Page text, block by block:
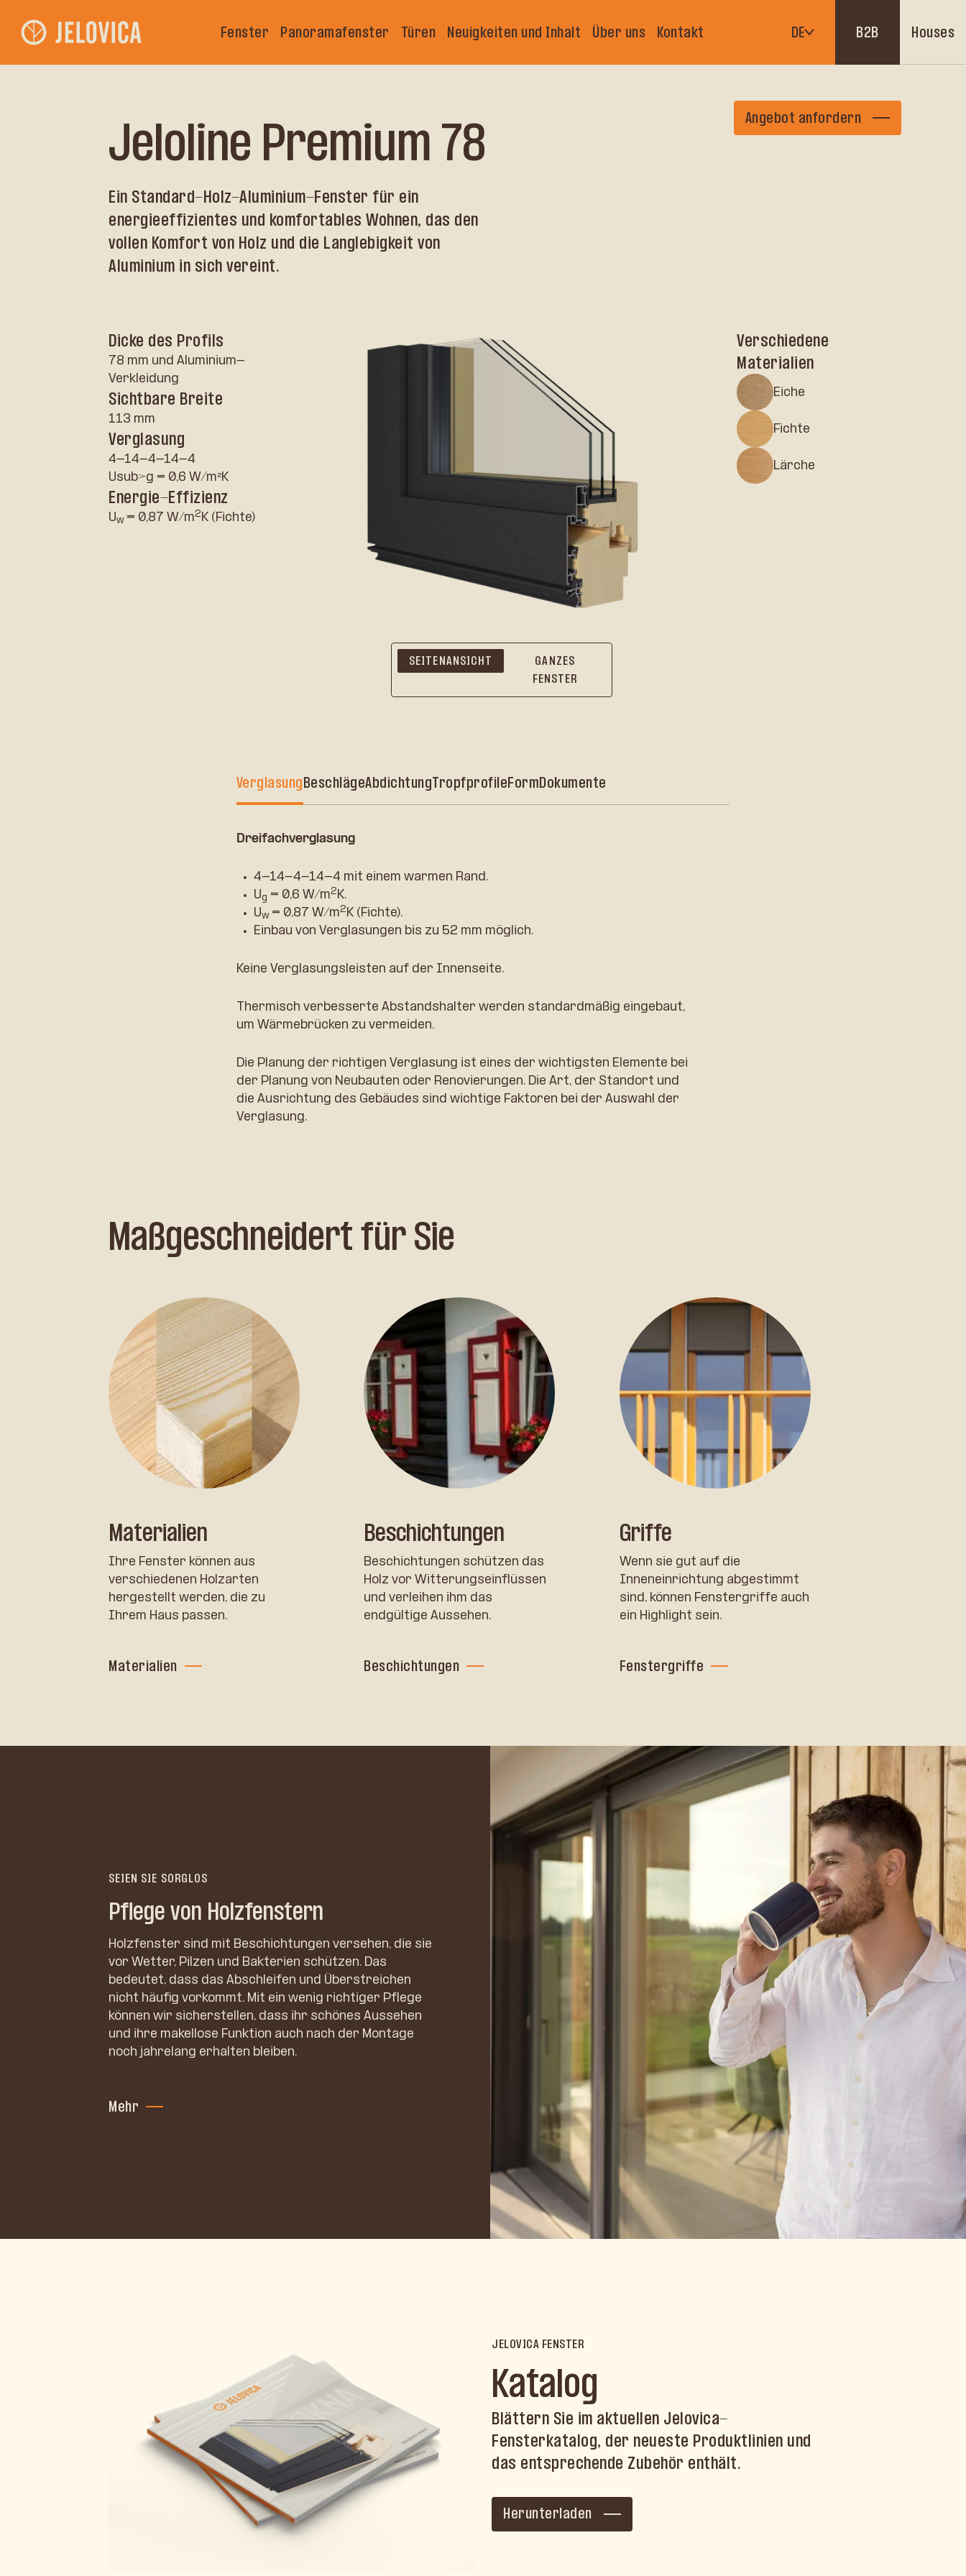
Fenster Panoramafenster Türen Neuigkeiten und Inhalt Über uns Kontakt DE B2B Houses
Jeloline Premium 78
Ein Standard-Holz-Aluminium-Fenster für ein
energieeffizientes und komfortables Wohnen, das den
vollen Komfort von Holz und die Langlebigkeit von
Aluminium in sich vereint.
Angebot anfordern
Dicke des Profils
78 mm und Aluminium-
Verkleidung
Sichtbare Breite
113 mm
Verglasung
4-14-4-14-4
Usub>g = 0,6 W/m²K
Energie-Effizienz
Uw= 0,87 W/m2 K (Fichte)
SEITENANSICHT
GANZES
FENSTER
Verschiedene
Materialien
Eiche
Fichte
Lärche
Verglasung BeschlägeAbdichtungTropfprofileFormDokumente
Dreifachverglasung
4-14-4-14-4 mit einem warmen Rand.
Ug = 0,6 W/m2 K.
Uw= 0,87 W/m2 K (Fichte).
Einbau von Verglasungen bis zu 52 mm möglich.
Keine Verglasungsleisten auf der Innenseite.
Thermisch verbesserte Abstandshalter werden standardmäßig eingebaut,
um Wärmebrücken zu vermeiden.
Die Planung der richtigen Verglasung ist eines der wichtigsten Elemente bei
der Planung von Neubauten oder Renovierungen. Die Art, der Standort und
die Ausrichtung des Gebäudes sind wichtige Faktoren bei der Auswahl der
Verglasung.
Maßgeschneidert für Sie
Materialien
Ihre Fenster können aus
verschiedenen Holzarten
hergestellt werden, die zu
Ihrem Haus passen.
Materialien
Beschichtungen
Beschichtungen schützen das
Holz vor Witterungseinflüssen
und verleihen ihm das
endgültige Aussehen.
Beschichtungen
Griffe
Wenn sie gut auf die
Inneneinrichtung abgestimmt
sind, können Fenstergriffe auch
ein Highlight sein.
Fenstergriffe
SEIEN SIE SORGLOS
Pflege von Holzfenstern
Holzfenster sind mit Beschichtungen versehen, die sie
vor Wetter, Pilzen und Bakterien schützen. Das
bedeutet, dass das Abschleifen und Überstreichen
nicht häufig vorkommt. Mit ein wenig richtiger Pflege
können wir sicherstellen, dass ihr schönes Aussehen
und ihre makellose Funktion auch nach der Montage
noch jahrelang erhalten bleiben.
Mehr
JELOVICA FENSTER
Katalog
Blättern Sie im aktuellen Jelovica-
Fensterkatalog, der neueste Produktlinien und
das entsprechende Zubehör enthält.
Herunterladen